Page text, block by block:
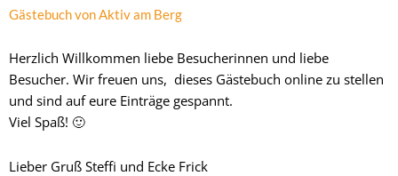
Gästebuch von Aktiv am Berg
Herzlich Willkommen liebe Besucherinnen und liebe
Besucher. Wir freuen uns, dieses Gästebuch online zu stellen
und sind auf eure Einträge gespannt.
Viel Spaß! 🙂
Lieber Gruß Steffi und Ecke Frick